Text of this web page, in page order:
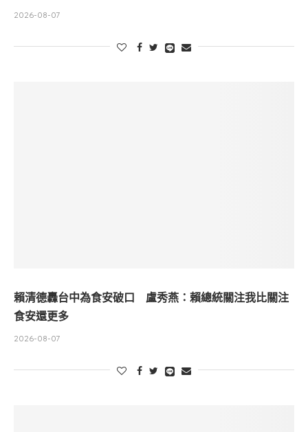
2026-08-07
賴清德轟台中為食安破口 盧秀燕：賴總統關注我比關注
食安還更多
2026-08-07